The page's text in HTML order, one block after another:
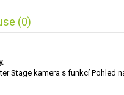
(0)
Stage kamera s funkcí Pohled